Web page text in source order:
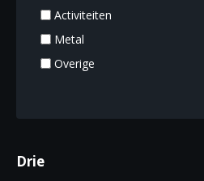
Activiteiten
Metal
Overige
Drie